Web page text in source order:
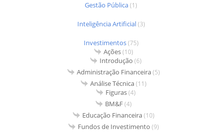
Gestão Pública(1)
Inteligência Artificial(3)
Investimentos(75)
Ações(10)
Introdução (6)
Administração Financeira(5)
Análise Técnica(11)
Figuras(4)
BM&F(4)
Educação Financeira(10)
Fundos de Investimento (9)